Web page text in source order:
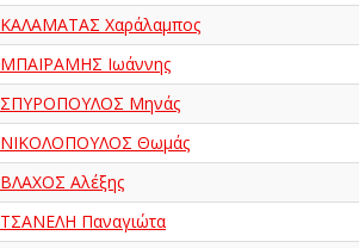
ΚΑΛΑΜΑΤΑΣ Χαράλαμπος
ΜΠΑΪΡΑΜΗΣ Ιωάννης
ΣΠΥΡΟΠΟΥΛΟΣ Μηνάς
ΝΙΚΟΛΟΠΟΥΛΟΣ Θωμάς
ΒΛΑΧΟΣ Αλέξης
ΤΣΑΝΕΛΗ Παναγιώτα